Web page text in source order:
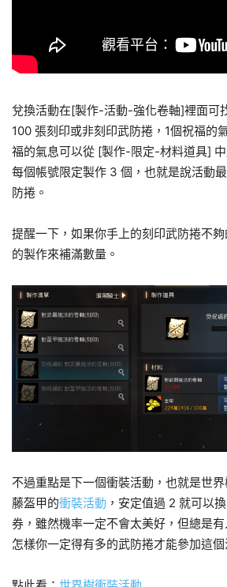
兌換活動在[製作-活動-強化卷軸]裡面可
100 張刻印或非刻印武防捲，1個祝福的
福的氣息可以從 [製作-限定-材料道具]
每個帳號限定製作 3 個，也就是說活動
防捲。
提醒一下，如果你手上的刻印武防捲不
的製作來補滿數量。
不過重點是下一個衝裝活動，也就是世
藤盔甲的衝裝活動 ，安定值過 2 就可以
券，雖然機率一定不會太美好，但總是
怎樣你一定得有多的武防捲才能參加這個